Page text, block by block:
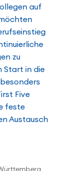
auf
zu
Start in die
Five
feste
Austausch